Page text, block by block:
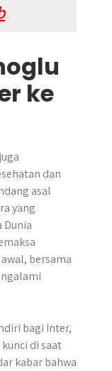
ke
dan
asal
yang
Dunia
bersama
bagi Inter,
di saat
kabar bahwa